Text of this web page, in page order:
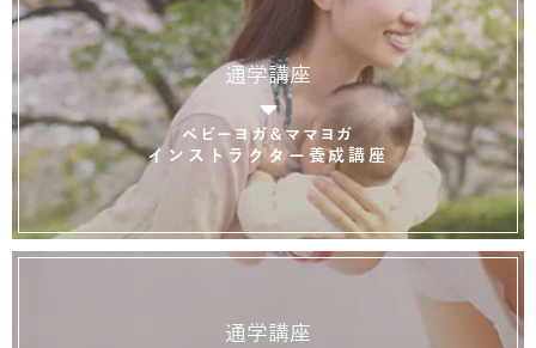
通学講座
ベビーヨガ＆ママヨガ
インストラクター養成講座
通学講座